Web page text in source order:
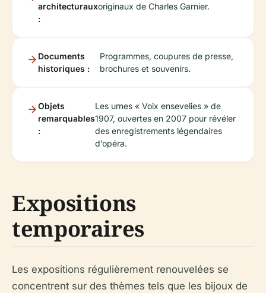
architecturaux
:
originaux de Charles Garnier.
Documents
historiques :
Programmes, coupures de presse,
brochures et souvenirs.
Objets
remarquables
:
Les urnes « Voix ensevelies » de
1907, ouvertes en 2007 pour révéler
des enregistrements légendaires
d’opéra.
Expositions
temporaires
Les expositions régulièrement renouvelées se
concentrent sur des thèmes tels que les bijoux de